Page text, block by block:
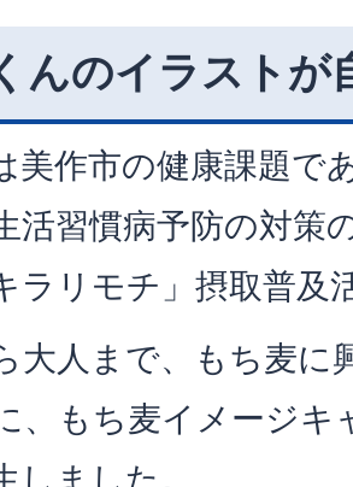
んのイラストが
美作市の健康課題で
活習慣病予防の対策
ラリモチ」摂取普及
大人まで、もち麦に
、もち麦イメージキ
しました。